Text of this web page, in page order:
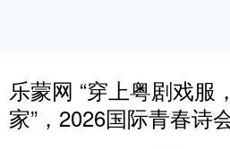
乐蒙网 “穿上粤剧戏服
家”，2026国际青春诗